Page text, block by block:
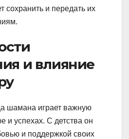
сохранить и передать их
и влияние
шамана играет важную
и успехах. С детства он
и поддержкой своих